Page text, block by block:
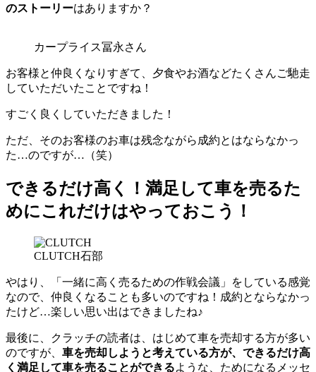
のストーリーはありますか？
カープライス冨永さん
お客様と仲良くなりすぎて、夕食やお酒などたくさんご馳走
していただいたことですね！
すごく良くしていただきました！
ただ、そのお客様のお車は残念ながら成約とはならなかっ
た…のですが…（笑）
できるだけ高く！満足して車を売るた
めにこれだけはやっておこう！
CLUTCH石部
やはり、「一緒に高く売るための作戦会議」をしている感覚
なので、仲良くなることも多いのですね！成約とならなかっ
たけど…楽しい思い出はできましたね♪
最後に、クラッチの読者は、はじめて車を売却する方が多い
のですが、 車を売却しようと考えている方が、できるだけ高
く満足して車を売ることができるような、ためになるメッセ